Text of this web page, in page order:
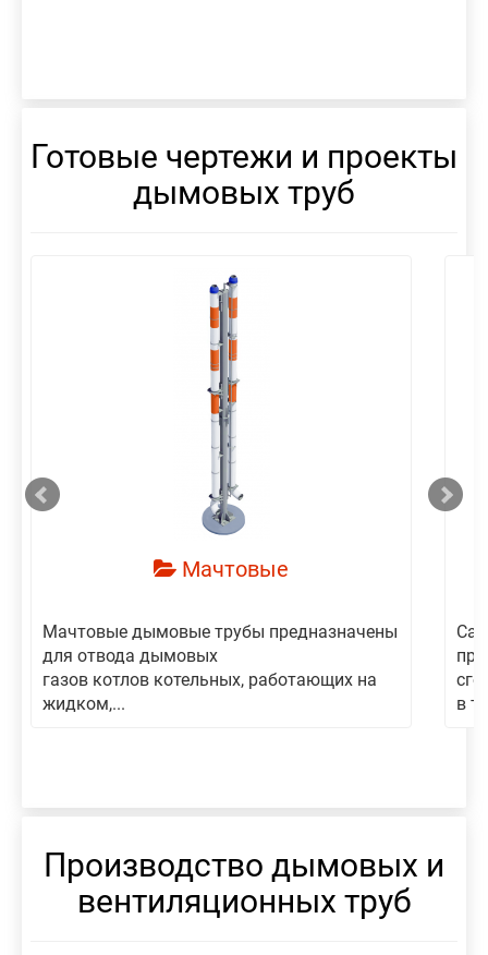
Готовые чертежи и проекты
дымовых труб
Мачтовые
Мачтовые дымовые трубы предназначены
для отвода дымовых
газов котлов котельных, работающих на
жидком,...
в
Производство дымовых и
вентиляционных труб